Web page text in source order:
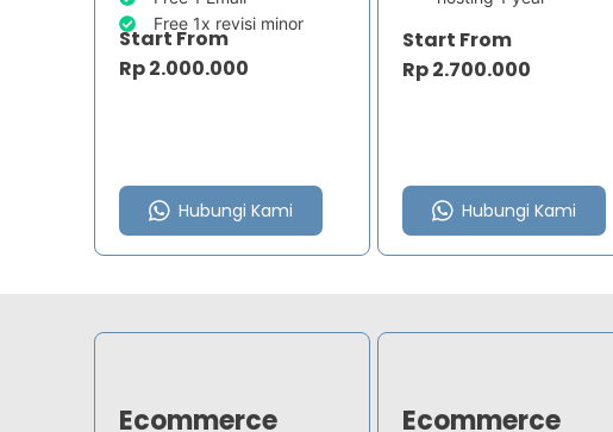
Free 1x revisi minor
Start From
Rp 2.000.000
Hubungi Kami
Start From
Rp 2.700.000
Hubungi Kami
Ecommerce
Ecommerce